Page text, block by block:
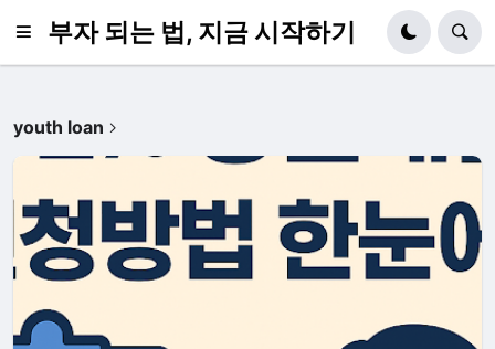
부자 되는 법, 지금 시작하기
youth loan